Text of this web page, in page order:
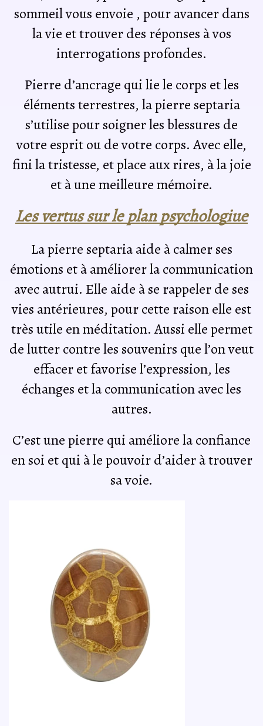
sommeil vous envoie , pour avancer dans
la vie et trouver des réponses à vos
interrogations profondes.
Pierre d’ancrage qui lie le corps et les
éléments terrestres, la pierre septaria
s’utilise pour soigner les blessures de
votre esprit ou de votre corps. Avec elle,
fini la tristesse, et place aux rires, à la joie
et à une meilleure mémoire.
Les vertus sur le plan psychologiue
La pierre septaria aide à calmer ses
émotions et à améliorer la communication
avec autrui. Elle aide à se rappeler de ses
vies antérieures, pour cette raison elle est
très utile en méditation. Aussi elle permet
de lutter contre les souvenirs que l’on veut
effacer et favorise l’expression, les
échanges et la communication avec les
autres.
C’est une pierre qui améliore la confiance
en soi et qui à le pouvoir d’aider à trouver
sa voie.